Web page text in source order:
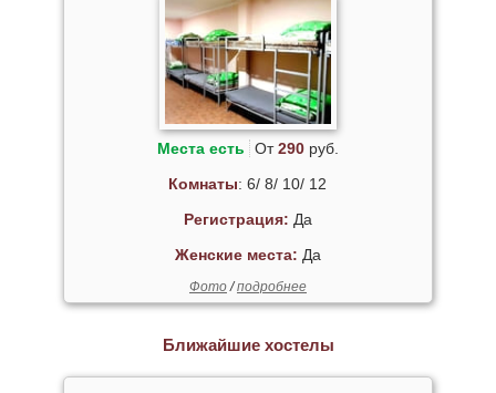
Места есть От290руб.
Комнаты: 6/ 8/ 10/ 12
Регистрация: Да
Женские места: Да
Фото/подробнее
Ближайшие хостелы